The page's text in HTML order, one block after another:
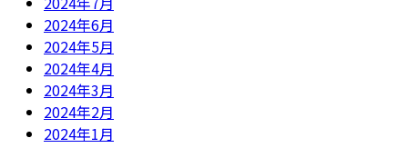
2024年6月
2024年5月
2024年4月
2024年3月
2024年2月
2024年1月